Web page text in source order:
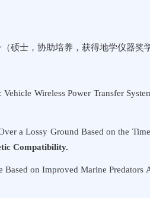
硕士，协助培养，获得地学仪器奖
Wireless Power Transfer
a Lossy Ground Based on the
Compatibility.
on Improved Marine Predators